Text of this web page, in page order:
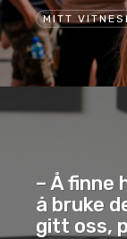
MITT
– Å finne
å bruke
gitt oss,